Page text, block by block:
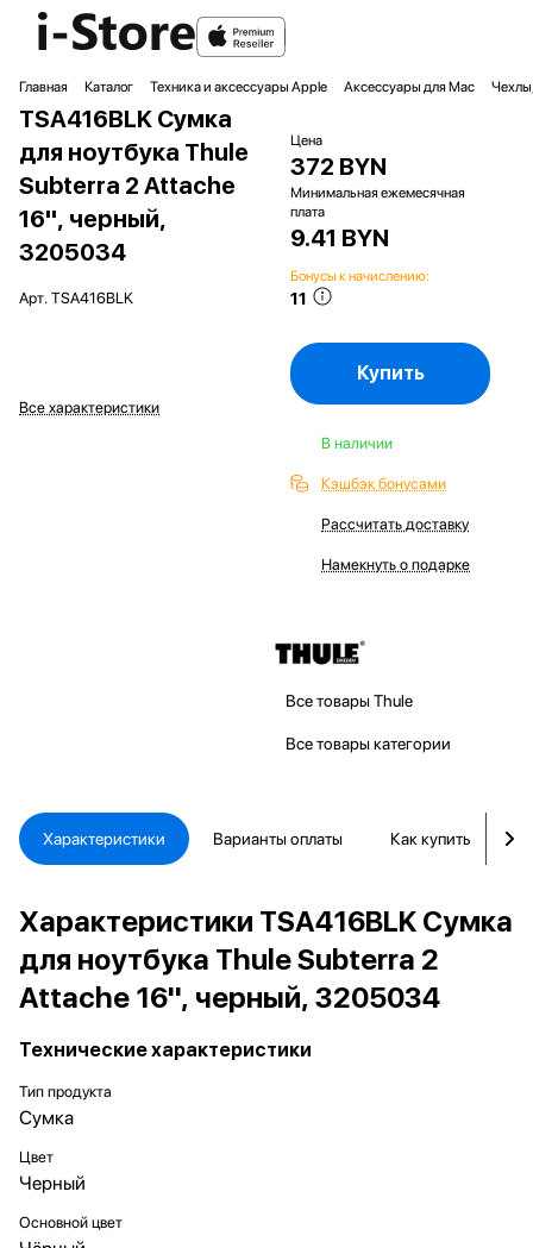
Главная Каталог Техника и аксессуары Apple Аксессуары для Mac
TSA416BLK Сумка
для ноутбука Thule
Subterra 2 Attache
16'', черный,
3205034
Арт. TSA416BLK
Все характеристики
Цена
372 BYN
Минимальная ежемесячная
плата
9.41 BYN
Бонусы к начислению:
11
Купить
В наличии
Кэшбэк бонусами
Рассчитать доставку
Намекнуть о подарке
Все товары Thule
Все товары категории
Характеристики Варианты оплаты Как купить
Характеристики TSA416BLK Сумка
для ноутбука Thule Subterra 2
Attache 16'', черный, 3205034
Технические характеристики
Тип продукта
Сумка
Цвет
Черный
Основной цвет